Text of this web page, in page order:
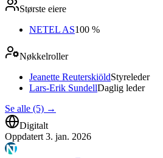
Største eiere
NETEL AS100 %
Nøkkelroller
Jeanette ReuterskiöldStyreleder
Lars-Erik SundellDaglig leder
Se alle (5) →
Digitalt
Oppdatert 3. jan. 2026